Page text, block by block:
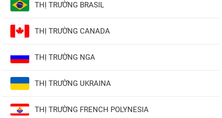
THỊ TRƯỜNG BRASIL
THỊ TRƯỜNG CANADA
THỊ TRƯỜNG NGA
THỊ TRƯỜNG UKRAINA
THỊ TRƯỜNG FRENCH POLYNESIA